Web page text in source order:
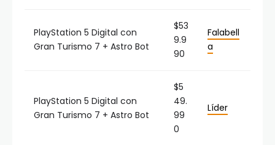
PlayStation 5 Digital con
Gran Turismo 7 + Astro Bot
$53
9.9
90
Falabell
a
PlayStation 5 Digital con
Gran Turismo 7 + Astro Bot
$5
49.
99
0
Líder